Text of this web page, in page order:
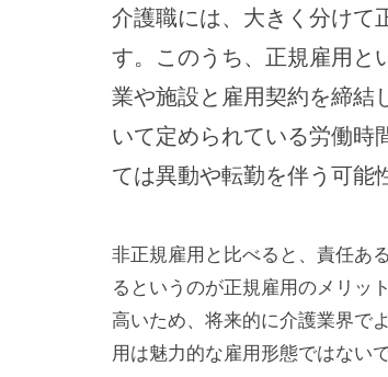
介護職には、大きく分けて
す。このうち、正規雇用と
業や施設と雇用契約を締結
いて定められている労働時
ては異動や転勤を伴う可能
非正規雇用と比べると、責任あ
るというのが正規雇用のメリッ
高いため、将来的に介護業界で
用は魅力的な雇用形態ではない